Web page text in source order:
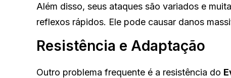
Além disso, seus ataques são variados e
reflexos rápidos. Ele pode causar danos
Resistência e Adaptação
Outro problema frequente é a resistência do